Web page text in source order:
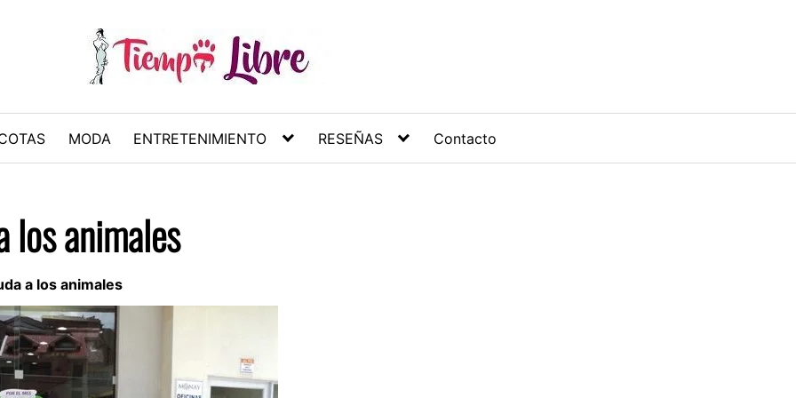
MODA ENTRETENIMIENTO RESEÑAS Contacto
los animales
a los animales